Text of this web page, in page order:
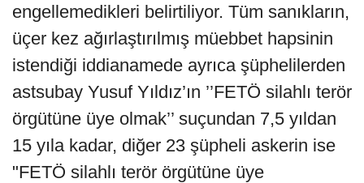
engellemedikleri belirtiliyor. Tüm sanıkların,
üçer kez ağırlaştırılmış müebbet hapsinin
istendiği iddianamede ayrıca şüphelilerden
astsubay Yusuf Yıldız’ın ’’FETÖ silahlı terör
örgütüne üye olmak’’ suçundan 7,5 yıldan
15 yıla kadar, diğer 23 şüpheli askerin ise
"FETÖ silahlı terör örgütüne üye